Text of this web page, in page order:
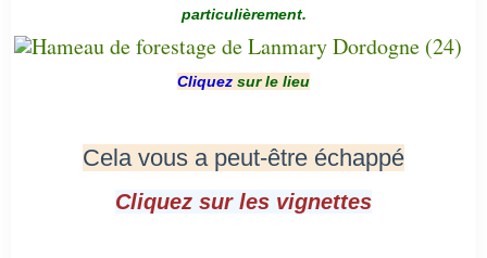
particulièrement.
Cliquez sur le lieu
Cela vous a peut-être échappé
Cliquez sur les vignettes